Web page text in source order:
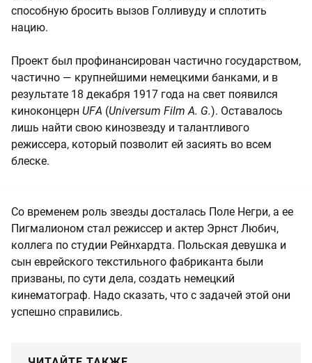
способную бросить вызов Голливуду и сплотить
нацию.
Проект был профинансирован частично государством,
частично — крупнейшими немецкими банками, и в
результате 18 декабря 1917 года на свет появился
киноконцерн UFА (Universum Film A. G.). Оставалось
лишь найти свою кинозвезду и талантливого
режиссера, который позволит ей засиять во всем
блеске.
Со временем роль звезды досталась Поле Негри, а ее
Пигмалионом стал режиссер и актер Эрнст Любич,
коллега по студии Рейнхардта. Польская девушка и
сын еврейского текстильного фабриканта были
призваны, по сути дела, создать немецкий
кинематограф. Надо сказать, что с задачей этой они
успешно справились.